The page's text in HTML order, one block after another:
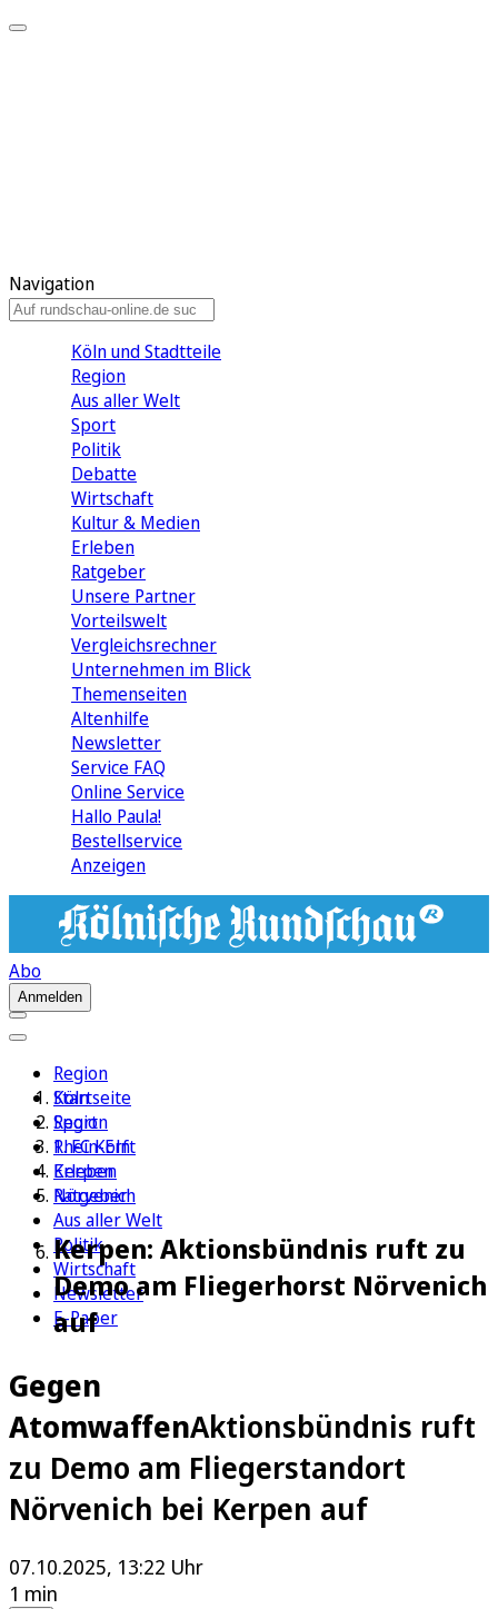
Navigation
Köln und Stadtteile
Region
Aus aller Welt
Sport
Politik
Debatte
Wirtschaft
Kultur & Medien
Erleben
Ratgeber
Unsere Partner
Vorteilswelt
Vergleichsrechner
Unternehmen im Blick
Themenseiten
Altenhilfe
Newsletter
Service FAQ
Online Service
Hallo Paula!
Bestellservice
Anzeigen
Abo
Anmelden
Region
Köln
Sport
1. FC Köln
Erleben
Ratgeber
Aus aller Welt
Politik
Wirtschaft
Newsletter
E-Paper
Startseite
Region
Rhein-Erft
Kerpen
Nörvenich
Kerpen: Aktionsbündnis ruft zu
Demo am Fliegerhorst Nörvenich
auf
Gegen
AtomwaffenAktionsbündnis ruft
zu Demo am Fliegerstandort
Nörvenich bei Kerpen auf
07.10.2025, 13:22 Uhr
1 min